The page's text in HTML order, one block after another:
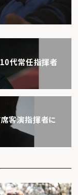
代常任指揮者
客演指揮者に